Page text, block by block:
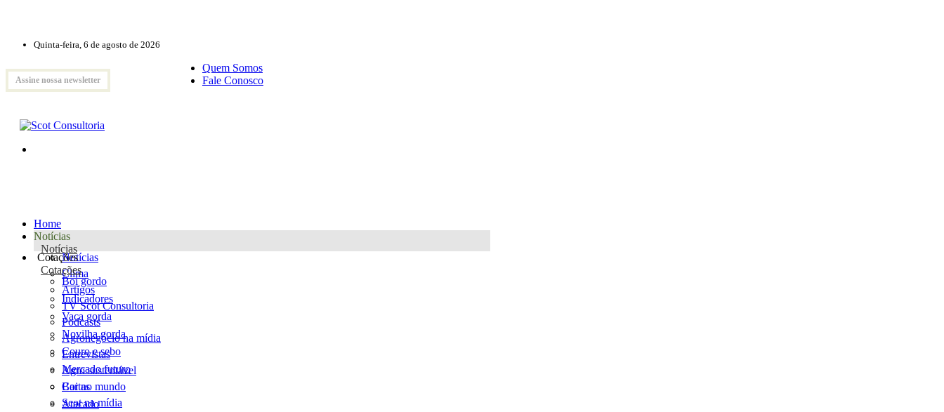
Quinta-feira, 6 de agosto de 2026
Assine nossa newsletter
Quem Somos
Fale Conosco
Home
Notícias
Notícias
Notícias
Clima
Artigos
TV Scot Consultoria
Podcasts
Agronegócio na mídia
Entrevistas
Agro sustentável
Cartas
Scot na mídia
Cotações
Cotações
Boi gordo
Indicadores
Vaca gorda
Novilha gorda
Couro e sebo
Mercado futuro
Boi no mundo
Atacado